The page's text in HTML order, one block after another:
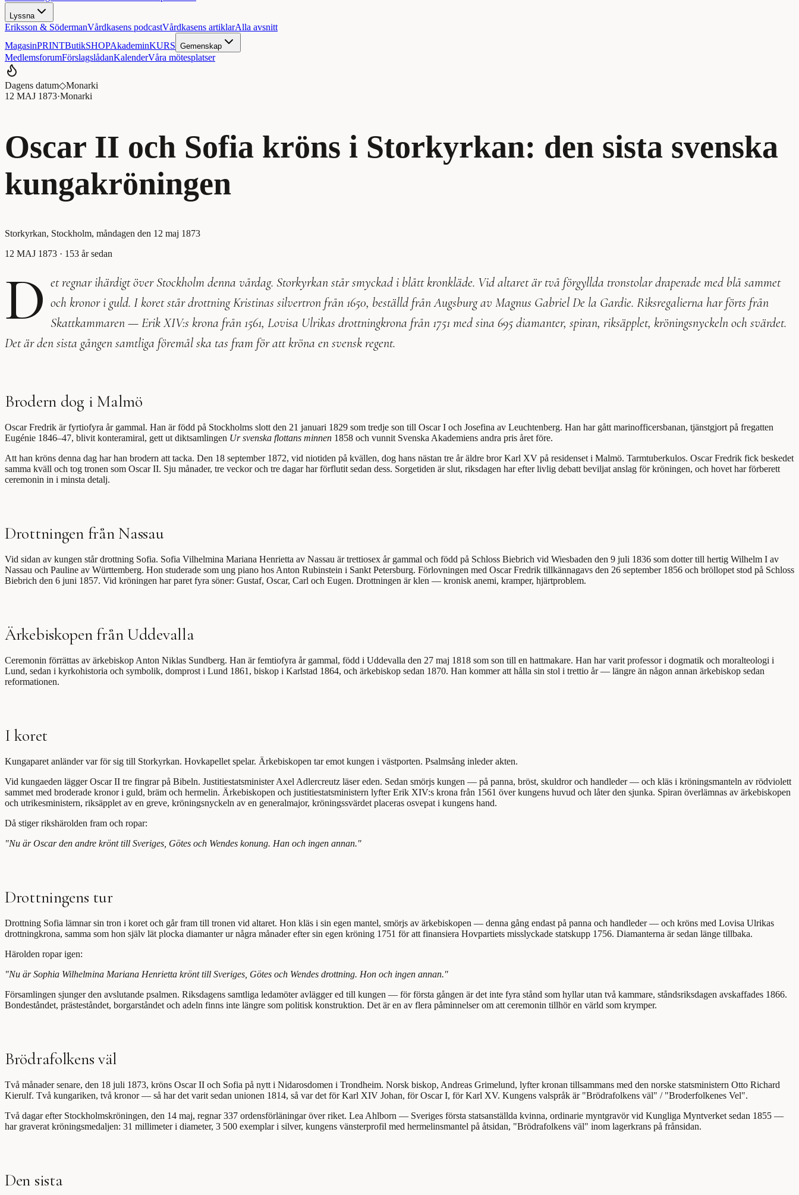
Lyssna
Eriksson & SödermanVårdkasens podcastVårdkasens artiklarAlla avsnitt
MagasinPRINTButikSHOPAkademinKURS Gemenskap
MedlemsforumFörslagslådanKalenderVåra mötesplatser
Dagens datum◇Monarki
12 MAJ 1873·Monarki
Oscar II och Sofia kröns i Storkyrkan: den sista svenska
kungakröningen
Storkyrkan, Stockholm, måndagen den 12 maj 1873
12 MAJ 1873 · 153 år sedan
D et regnar ihärdigt över Stockholm denna vårdag. Storkyrkan står smyckad i blått kronkläde. Vid altaret är två förgyllda tronstolar draperade med blå sammet
och kronor i guld. I koret står drottning Kristinas silvertron från 1650, beställd från Augsburg av Magnus Gabriel De la Gardie. Riksregalierna har förts från
Skattkammaren — Erik XIV:s krona från 1561, Lovisa Ulrikas drottningkrona från 1751 med sina 695 diamanter, spiran, riksäpplet, kröningsnyckeln och svärdet.
Det är den sista gången samtliga föremål ska tas fram för att kröna en svensk regent.
Brodern dog i Malmö
Oscar Fredrik är fyrtiofyra år gammal. Han är född på Stockholms slott den 21 januari 1829 som tredje son till Oscar I och Josefina av Leuchtenberg. Han har gått marinofficersbanan, tjänstgjort på fregatten
Eugénie 1846–47, blivit konteramiral, gett ut diktsamlingen Ur svenska flottans minnen 1858 och vunnit Svenska Akademiens andra pris året före.
Att han kröns denna dag har han brodern att tacka. Den 18 september 1872, vid niotiden på kvällen, dog hans nästan tre år äldre bror Karl XV på residenset i Malmö. Tarmtuberkulos. Oscar Fredrik fick beskedet
samma kväll och tog tronen som Oscar II. Sju månader, tre veckor och tre dagar har förflutit sedan dess. Sorgetiden är slut, riksdagen har efter livlig debatt beviljat anslag för kröningen, och hovet har förberett
ceremonin in i minsta detalj.
Drottningen från Nassau
Vid sidan av kungen står drottning Sofia. Sofia Vilhelmina Mariana Henrietta av Nassau är trettiosex år gammal och född på Schloss Biebrich vid Wiesbaden den 9 juli 1836 som dotter till hertig Wilhelm I av
Nassau och Pauline av Württemberg. Hon studerade som ung piano hos Anton Rubinstein i Sankt Petersburg. Förlovningen med Oscar Fredrik tillkännagavs den 26 september 1856 och bröllopet stod på Schloss
Biebrich den 6 juni 1857. Vid kröningen har paret fyra söner: Gustaf, Oscar, Carl och Eugen. Drottningen är klen — kronisk anemi, kramper, hjärtproblem.
Ärkebiskopen från Uddevalla
Ceremonin förrättas av ärkebiskop Anton Niklas Sundberg. Han är femtiofyra år gammal, född i Uddevalla den 27 maj 1818 som son till en hattmakare. Han har varit professor i dogmatik och moralteologi i
Lund, sedan i kyrkohistoria och symbolik, domprost i Lund 1861, biskop i Karlstad 1864, och ärkebiskop sedan 1870. Han kommer att hålla sin stol i trettio år — längre än någon annan ärkebiskop sedan
reformationen.
I koret
Kungaparet anländer var för sig till Storkyrkan. Hovkapellet spelar. Ärkebiskopen tar emot kungen i västporten. Psalmsång inleder akten.
Vid kungaeden lägger Oscar II tre fingrar på Bibeln. Justitiestatsminister Axel Adlercreutz läser eden. Sedan smörjs kungen — på panna, bröst, skuldror och handleder — och kläs i kröningsmanteln av rödviolett
sammet med broderade kronor i guld, bräm och hermelin. Ärkebiskopen och justitiestatsministern lyfter Erik XIV:s krona från 1561 över kungens huvud och låter den sjunka. Spiran överlämnas av ärkebiskopen
och utrikesministern, riksäpplet av en greve, kröningsnyckeln av en generalmajor, kröningssvärdet placeras osvepat i kungens hand.
Då stiger rikshärolden fram och ropar:
"Nu är Oscar den andre krönt till Sveriges, Götes och Wendes konung. Han och ingen annan."
Drottningens tur
Drottning Sofia lämnar sin tron i koret och går fram till tronen vid altaret. Hon kläs i sin egen mantel, smörjs av ärkebiskopen — denna gång endast på panna och handleder — och kröns med Lovisa Ulrikas
drottningkrona, samma som hon själv lät plocka diamanter ur några månader efter sin egen kröning 1751 för att finansiera Hovpartiets misslyckade statskupp 1756. Diamanterna är sedan länge tillbaka.
Härolden ropar igen:
"Nu är Sophia Wilhelmina Mariana Henrietta krönt till Sveriges, Götes och Wendes drottning. Hon och ingen annan."
Församlingen sjunger den avslutande psalmen. Riksdagens samtliga ledamöter avlägger ed till kungen — för första gången är det inte fyra stånd som hyllar utan två kammare, ståndsriksdagen avskaffades 1866.
Bondeståndet, prästeståndet, borgarståndet och adeln finns inte längre som politisk konstruktion. Det är en av flera påminnelser om att ceremonin tillhör en värld som krymper.
Brödrafolkens väl
Två månader senare, den 18 juli 1873, kröns Oscar II och Sofia på nytt i Nidarosdomen i Trondheim. Norsk biskop, Andreas Grimelund, lyfter kronan tillsammans med den norske statsministern Otto Richard
Kierulf. Två kungariken, två kronor — så har det varit sedan unionen 1814, så var det för Karl XIV Johan, för Oscar I, för Karl XV. Kungens valspråk är "Brödrafolkens väl" / "Broderfolkenes Vel".
Två dagar efter Stockholmskröningen, den 14 maj, regnar 337 ordensförläningar över riket. Lea Ahlborn — Sveriges första statsanställda kvinna, ordinarie myntgravör vid Kungliga Myntverket sedan 1855 —
har graverat kröningsmedaljen: 31 millimeter i diameter, 3 500 exemplar i silver, kungens vänsterprofil med hermelinsmantel på åtsidan, "Brödrafolkens väl" inom lagerkrans på frånsidan.
Den sista